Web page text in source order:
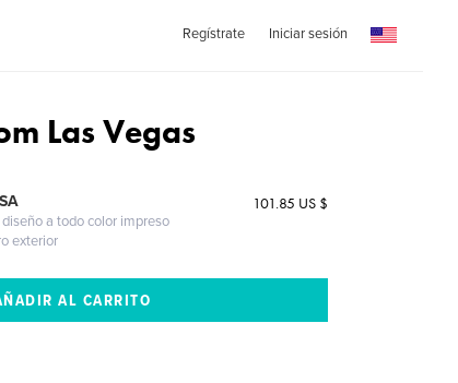
Regístrate Iniciar sesión
Las Vegas
a todo color impreso
exterior
101.85 US $